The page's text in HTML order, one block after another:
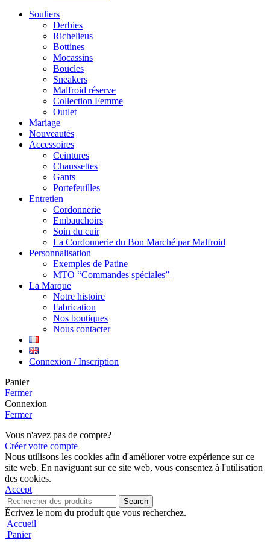
Souliers
Derbies
Richelieus
Bottines
Mocassins
Boucles
Sneakers
Malfroid réserve
Collection Femme
Outlet
Mariage
Nouveautés
Accessoires
Ceintures
Chaussettes
Gants
Portefeuilles
Entretien
Cordonnerie
Embauchoirs
Soin du cuir
La Cordonnerie du Bon Marché par Malfroid
Personnalisation
Exemples de Patine
MTO “Commandes spéciales”
La Marque
Notre histoire
Fabrication
Nos boutiques
Nous contacter
Connexion / Inscription
Panier
Fermer
Connexion
Fermer
Vous n'avez pas de compte?
Créer votre compte
Nous utilisons les cookies afin d'améliorer votre expérience sur ce
site web. En naviguant sur ce site web, vous consentez à l'utilisation
des cookies.
Accept
Search
Écrivez le nom du produit que vous recherchez.
Accueil
Panier